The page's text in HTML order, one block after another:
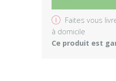
v Faites vous
à domicile
Ce produit est